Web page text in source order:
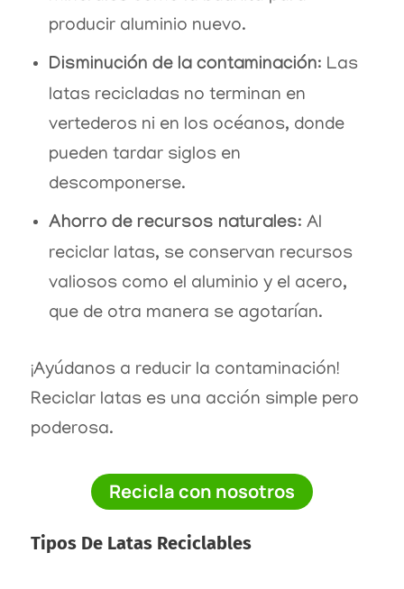
producir aluminio nuevo.
Disminución de la contaminación: Las
latas recicladas no terminan en
vertederos ni en los océanos, donde
pueden tardar siglos en
descomponerse.
Ahorro de recursos naturales: Al
reciclar latas, se conservan recursos
valiosos como el aluminio y el acero,
que de otra manera se agotarían.
¡Ayúdanos a reducir la contaminación!
Reciclar latas es una acción simple pero
poderosa.
Recicla con nosotros
Tipos De Latas Reciclables